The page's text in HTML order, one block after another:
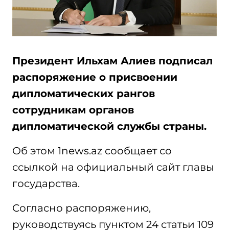
Президент Ильхам Алиев подписал
распоряжение о присвоении
дипломатических рангов
сотрудникам органов
дипломатической службы страны.
Об этом 1news.az сообщает со
ссылкой на официальный сайт главы
государства.
Согласно распоряжению,
руководствуясь пунктом 24 статьи 109